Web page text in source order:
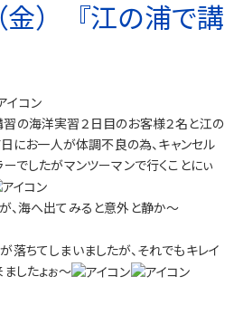
金） 『江の浦で講
の海洋実習２日目のお客様２名と江の
日にお一人が体調不良の為、キャンセル
でしたがマンツーマンで行くことにぃ
、海へ出てみると意外と静か～
落ちてしまいましたが、それでもキレイ
したょぉ～